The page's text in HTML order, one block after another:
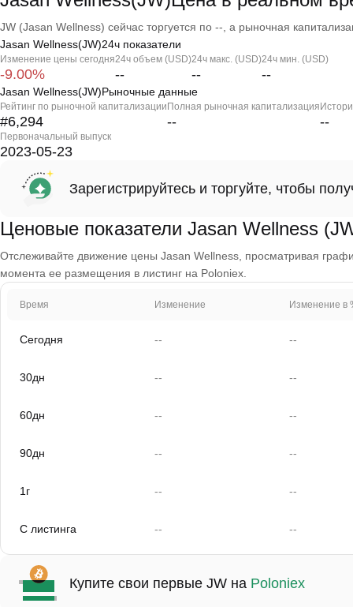
JW (Jasan Wellness) сейчас торгуется по --, а рыночная
Jasan Wellness(JW)24ч показатели
Изменение цены сегодня
-9.00%
24ч объем (USD)
--
24ч макс. (USD)
--
24ч мин. (USD)
--
Jasan Wellness(JW)Рыночные данные
Рейтинг по рыночной капитализации
#6,294
Полная рыночная капитализация
-- --
Первоначальный выпуск
2023-05-23
Зарегистрируйтесь и торгуйте, чтобы
Ценовые показатели Jasan Wellness
Отслеживайте движение цены Jasan Wellness, просматривая
момента ее размещения в листинг на Poloniex.
Время Изменение Изменение в
Сегодня -- --
30дн -- --
60дн -- --
90дн -- --
1г -- --
С листинга -- --
Купите свои первые JW на Poloniex